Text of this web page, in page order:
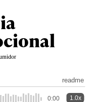
readme
0:00 1.0x